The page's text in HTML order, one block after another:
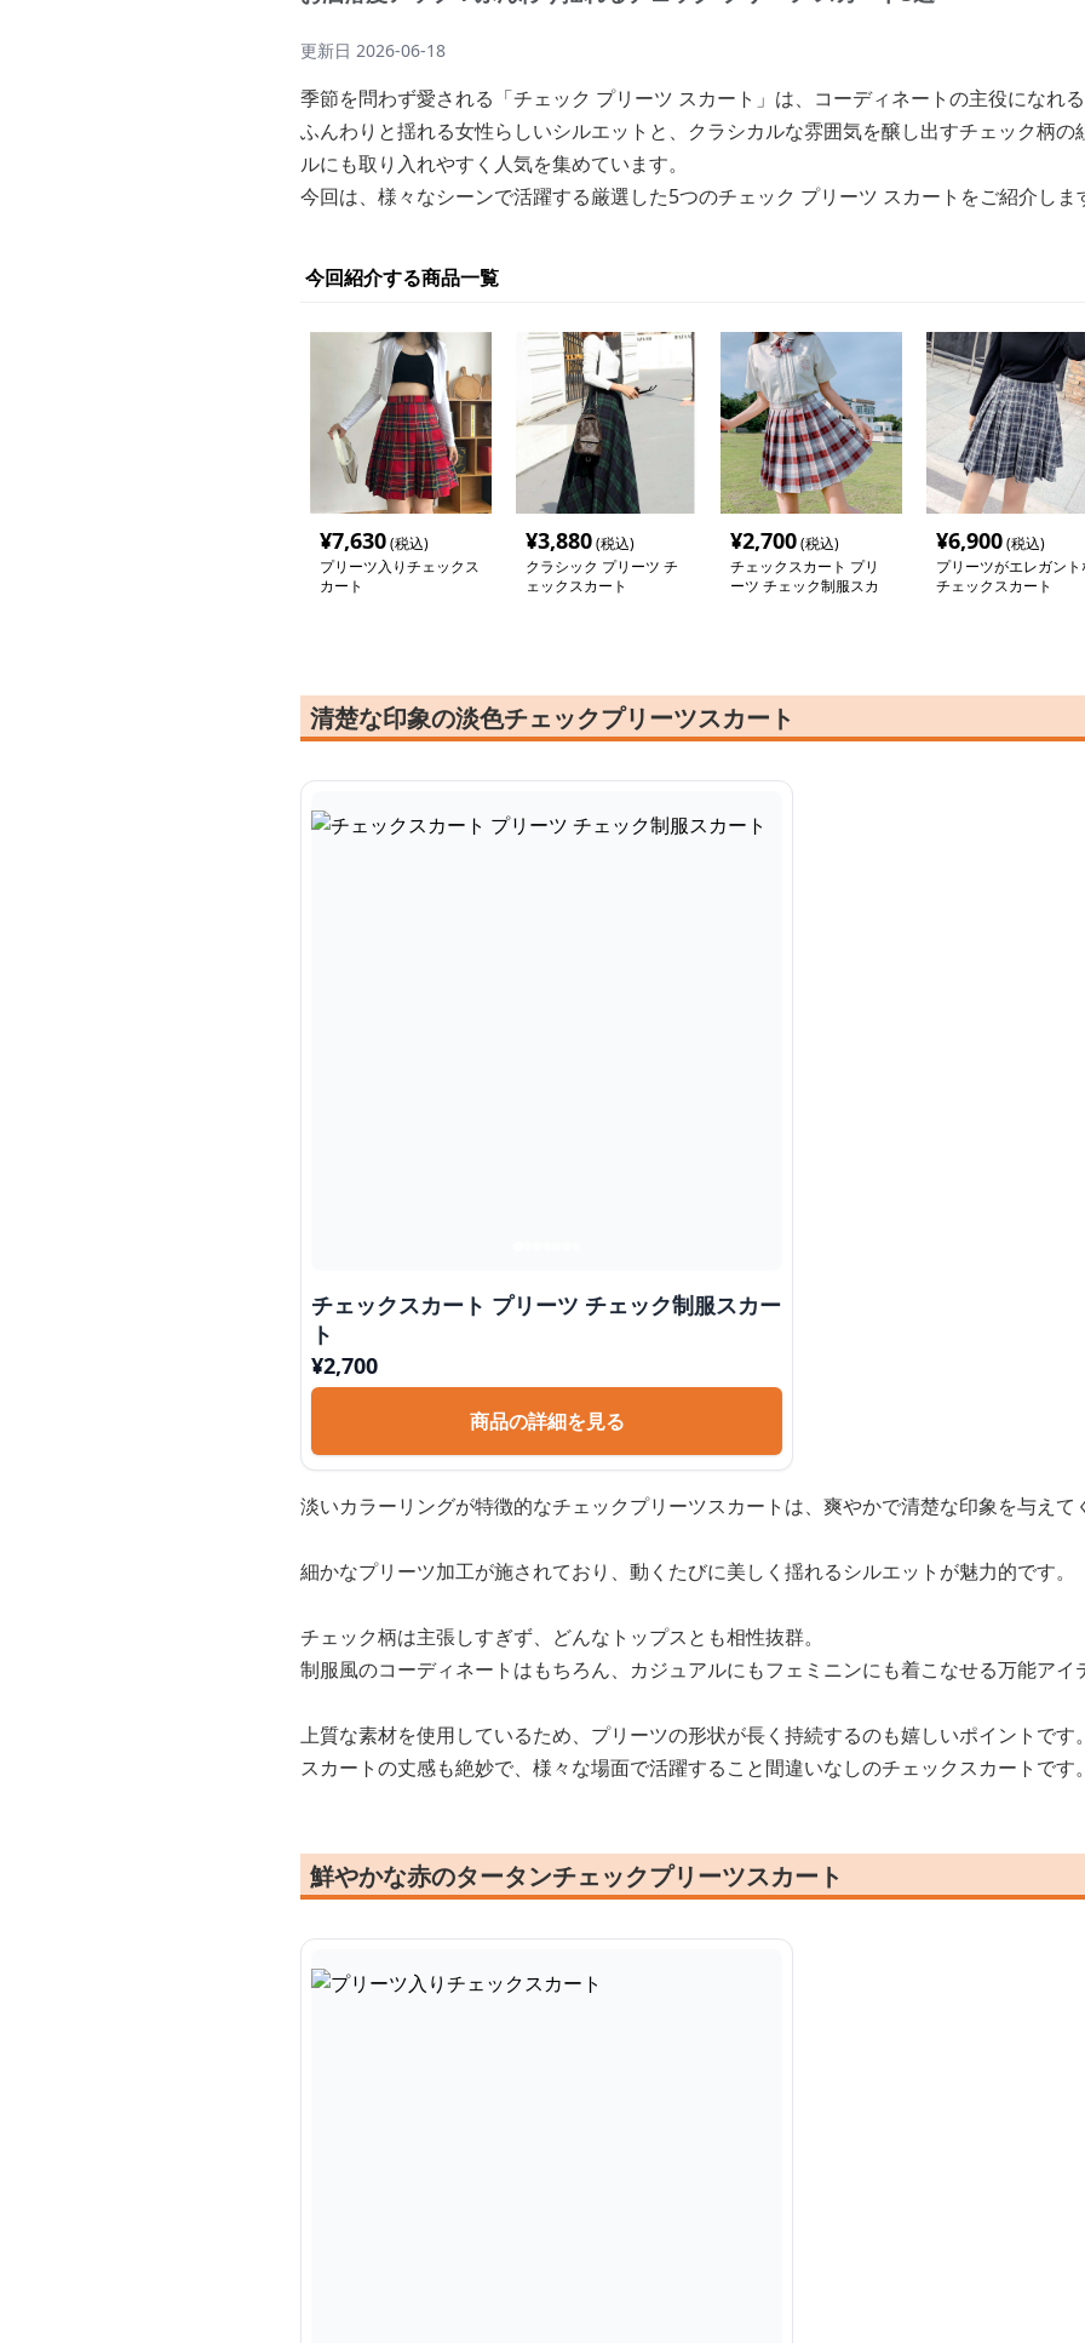
更新日 2026-06-18
季節を問わず愛される「チェック プリーツ スカート」は、コーディネートの主役になれる
ふんわりと揺れる女性らしいシルエットと、クラシカルな雰囲気を醸し出すチェック柄の
ルにも取り入れやすく人気を集めています。
今回は、様々なシーンで活躍する厳選した5つのチェック プリーツ スカートをご紹介しま
今回紹介する商品一覧
¥7,630(税込)
プリーツ入りチェックス
カート
¥3,880(税込)
クラシック プリーツ チ
ェックスカート
¥2,700(税込)
チェックスカート プリ
ーツ チェック制服スカ
¥6,900(税込)
プリーツがエレガント
チェックスカート
清楚な印象の淡色チェックプリーツスカート
チェックスカート プリーツ チェック制服スカー
ト
¥2,700
商品の詳細を見る
淡いカラーリングが特徴的なチェックプリーツスカートは、爽やかで清楚な印象を与えて
細かなプリーツ加工が施されており、動くたびに美しく揺れるシルエットが魅力的です。
チェック柄は主張しすぎず、どんなトップスとも相性抜群。
制服風のコーディネートはもちろん、カジュアルにもフェミニンにも着こなせる万能アイ
上質な素材を使用しているため、プリーツの形状が長く持続するのも嬉しいポイントです。
スカートの丈感も絶妙で、様々な場面で活躍すること間違いなしのチェックスカートです。
鮮やかな赤のタータンチェックプリーツスカート